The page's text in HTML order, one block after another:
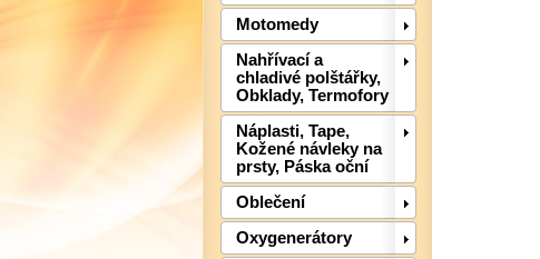
Motomedy
Nahřívací a
chladivé polštářky,
Obklady, Termofory
Náplasti, Tape,
Kožené návleky na
prsty, Páska oční
Oblečení
Oxygenerátory